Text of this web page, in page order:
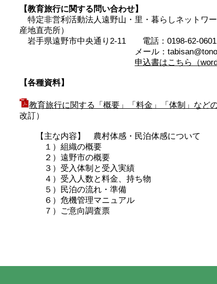
【教育旅行に関する問い合わせ】
特定非営利活動法人遠野山・里・暮らしネットワ
産地直売所）
岩手県遠野市中央通り2-11 電話：0198-62-
メール：tabisan@tono-
申込書はこちら（
【各種資料】
教育旅行に関する「概要」「料金」「体制」など
改訂）
【主な内容】 農村体感・民泊体感について
１）組織の概要
２）遠野市の概要
３）受入体制と受入実績
４）受入人数と料金、持ち物
５）民泊の流れ・準備
６）危機管理マニュアル
７）ご意向調査票